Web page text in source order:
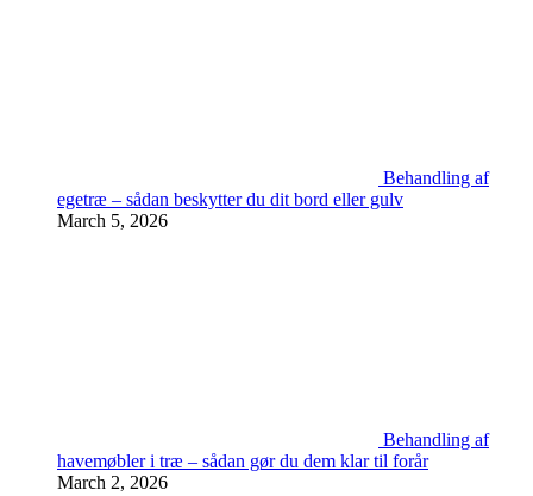
Behandling af
egetræ – sådan beskytter du dit bord eller gulv
March 5, 2026
Behandling af
havemøbler i træ – sådan gør du dem klar til forår
March 2, 2026